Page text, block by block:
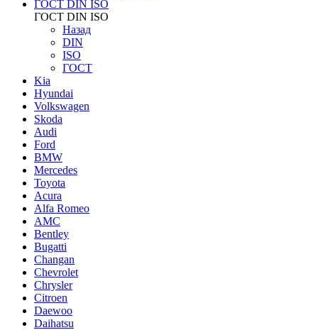
ГОСТ DIN ISO
ГОСТ DIN ISO
Назад
DIN
ISO
ГОСТ
Kia
Hyundai
Volkswagen
Skoda
Audi
Ford
BMW
Mercedes
Toyota
Acura
Alfa Romeo
AMC
Bentley
Bugatti
Changan
Chevrolet
Chrysler
Citroen
Daewoo
Daihatsu